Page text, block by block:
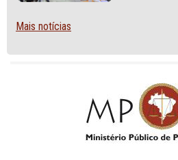
Mais notícias